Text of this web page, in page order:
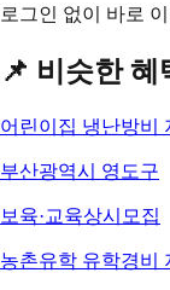
로그인 없이 바로
📌 비슷한
어린이집 냉난방비
부산광역시 영도구
보육·교육상시모집
농촌유학 유학경비